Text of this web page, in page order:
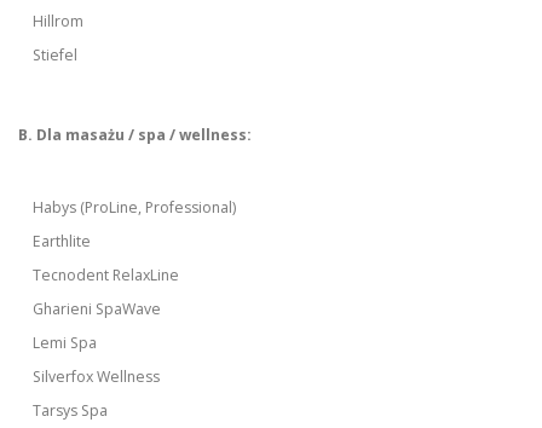
Hillrom
Stiefel
B. Dla masażu / spa / wellness:
Habys (ProLine, Professional)
Earthlite
Tecnodent RelaxLine
Gharieni SpaWave
Lemi Spa
Silverfox Wellness
Tarsys Spa